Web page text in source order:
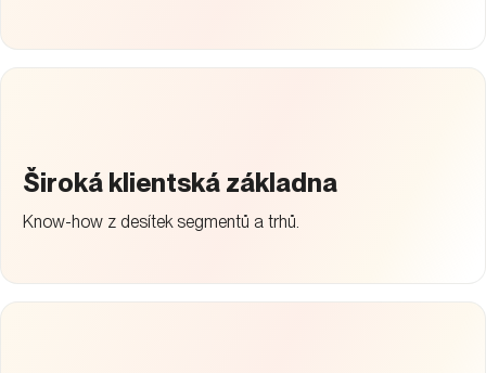
Široká klientská základna
Know-how z desítek segmentů a trhů.